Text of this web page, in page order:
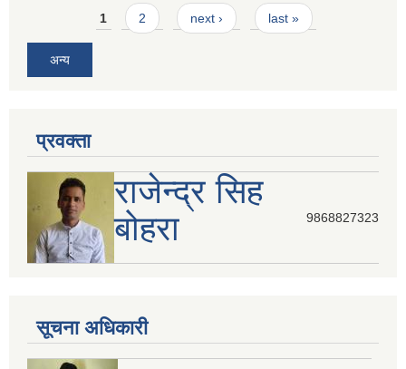
Pages1 2 next › last »
अन्य
प्रवक्ता
राजेन्द्र सिह
बोहरा
9868827323
सूचना अधिकारी